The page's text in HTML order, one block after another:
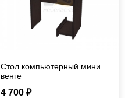
Стол компьютерный мини
венге
4 700 ₽